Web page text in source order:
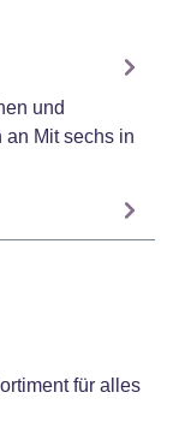
und
an Mit sechs in
für alles